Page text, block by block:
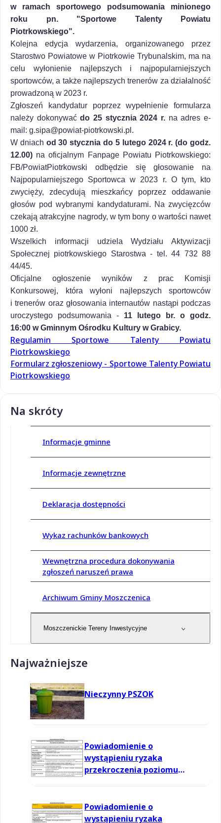
w ramach sportowego podsumowania minionego
roku pn. "Sportowe Talenty Powiatu
Piotrkowskiego".
Kolejna edycja wydarzenia, organizowanego przez
Starostwo Powiatowe w Piotrkowie Trybunalskim, ma na
celu wyłonienie najlepszych i najpopularniejszych
sportowców, a także najlepszych trenerów za działalność
prowadzoną w 2023 r.
Zgłoszeń kandydatur poprzez wypełnienie formularza
należy dokonywaćdo 25 stycznia 2024 r. na adres e-
mail: g.sipa@powiat-piotrkowski.pl.
W dniach od 30 stycznia do 5 lutego 2024 r. (do godz.
12.00) na oficjalnym Fanpage Powiatu Piotrkowskiego:
FB/PowiatPiotrkowski odbędzie się głosowanie na
Najpopularniejszego Sportowca w 2023 r. O tym, kto
zwycięży, zdecydują mieszkańcy poprzez oddawanie
głosów pod wybranymi kandydaturami. Na zwycięzców
czekają atrakcyjne nagrody, w tym bony o wartości nawet
1000 zł.
Wszelkich informacji udziela Wydziału Aktywizacji
Społecznej piotrkowskiego Starostwa - tel. 44 732 88
44/45.
Oficjalne ogłoszenie wyników z prac Komisji
Konkursowej, która wyłoni najlepszych sportowców
i trenerów oraz głosowania internautów nastąpi podczas
uroczystego podsumowania - 11 lutego br. o godz.
16:00 w Gminnym Ośrodku Kultury w Grabicy.
Regulamin Sportowe Talenty Powiatu
Piotrkowskiego
Formularz zgłoszeniowy - Sportowe Talenty Powiatu
Piotrkowskiego
Na skróty
Informacje gminne
Informacje zewnętrzne
Deklaracja dostępności
Wykaz rachunków bankowych
Wewnętrzna procedura dokonywania
zgłoszeń naruszeń prawa
Archiwum Gminy Moszczenica
Moszczenickie Tereny Inwestycyjne
Najważniejsze
Nieczynny PSZOK
Powiadomienie o
wystąpieniu ryzaka
przekroczenia poziomu
Powiadomienie o
wystąpieniu ryzaka